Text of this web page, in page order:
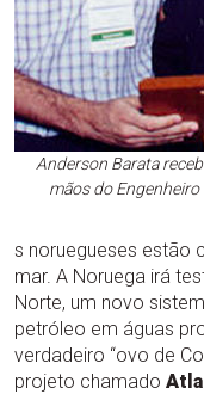
Anderson Barata
mãos do
s noruegueses estão
mar. A Noruega irá
Norte, um novo
petróleo em águas
verdadeiro “ovo de
projeto chamado